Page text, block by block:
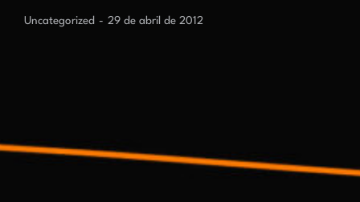
Uncategorized 29 de abril de 2012